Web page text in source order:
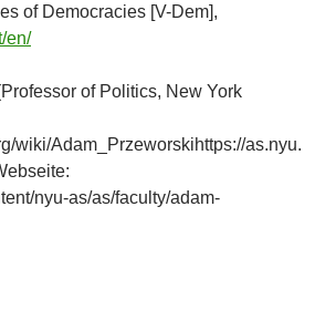
of Democracies [V-Dem],
en/
of Politics, New York
wiki/Adam_Przeworskihttps://as.nyu.
nyu-as/as/faculty/adam-